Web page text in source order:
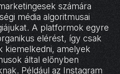
számára
média algoritmusai
A platformok egyre
elérést, így csak
kiemelkedni, amelyek
által előnyben
Például az Instagram